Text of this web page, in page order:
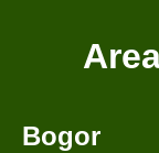
Bogor